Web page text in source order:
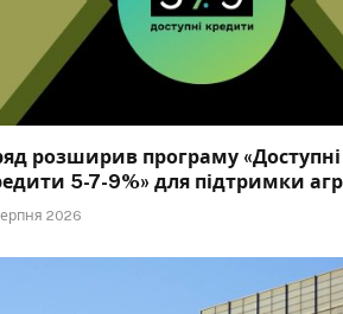
розширив програму «Доступні
5-7-9%» для підтримки
2026